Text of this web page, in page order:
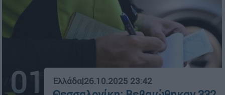
01 Ελλάδα|26.10.2025 23:42